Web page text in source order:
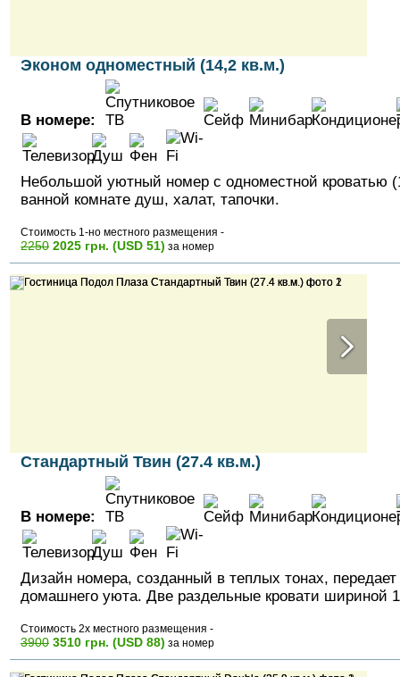
Эконом одноместный (14,2 кв.м.)
В номере:
Небольшой уютный номер с одноместной кроватью
ванной комнате душ, халат, тапочки.
Стоимость 1-но местного размещения -
2250 2025 грн. (USD 51) за номер
Стандартный Твин (27.4 кв.м.)
В номере:
Дизайн номера, созданный в теплых тонах,
домашнего уюта. Две раздельные кровати шириной
Стоимость 2х местного размещения -
3900 3510 грн. (USD 88) за номер